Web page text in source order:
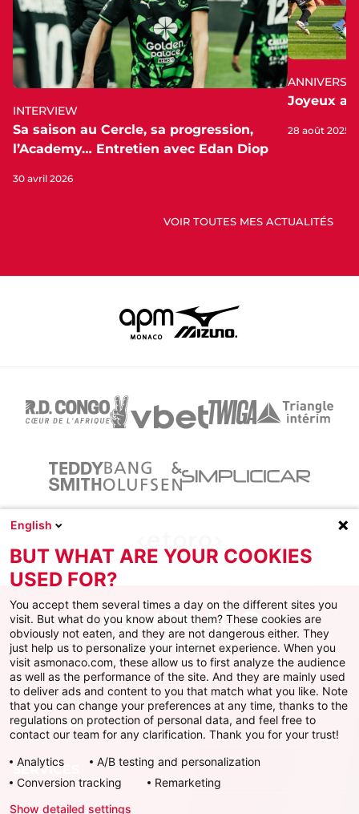
INTERVIEW
Sa saison au Cercle, sa progression,
l’Academy… Entretien avec Edan Diop
30 avril 2026
Joyeux
28 août 2025
VOIR TOUTES MES ACTUALITÉS
Facebook
X Instagram
YoutubeTikTokTwitch
AS MONACO
SERVICES
English
BUT WHAT ARE YOUR COOKIES
USED FOR?
You accept them several times a day on the different sites you
visit. But what do you know about them? These cookies are
obviously not eaten, and they are not dangerous either. They
just help us to personalize your internet experience. When you
visit asmonaco.com, these allow us to first analyze the audience
as well as the performance of the site. And they are mainly used
to deliver ads and content to you that match what you like. Note
that you can change your preferences at any time, thanks to the
regulations on protection of personal data, and feel free to
contact our team for any clarification. Thank you for your trust!
Analytics
A/B testing and personalization
Conversion tracking
Remarketing
Show detailed settings